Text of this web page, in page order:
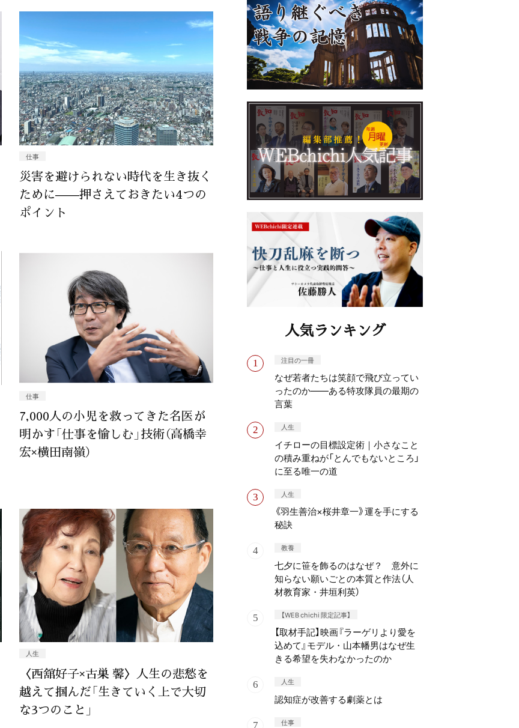
仕事
災害を避けられない時代を生き抜く
ために——押さえておきたい4つの
ポイント
仕事
7,000人の小児を救ってきた名医が
明かす「仕事を愉しむ」技術（高橋幸
宏×横田南嶺）
人生
〈西舘好子×古巣 馨〉人生の悲愁を
越えて掴んだ「生きていく上で大切
な3つのこと」
人気ランキング
注目の一冊
なぜ若者たちは笑顔で飛び立ってい
ったのか——ある特攻隊員の最期の
言葉
人生
イチローの目標設定術｜小さなこと
の積み重ねが「とんでもないところ」
に至る唯一の道
人生
《羽生善治×桜井章一》運を手にする
秘訣
教養
七夕に笹を飾るのはなぜ？ 意外に
知らない願いごとの本質と作法（人
材教育家・井垣利英）
【WEB chichi 限定記事】
【取材手記】映画『ラーゲリより愛を
込めて』モデル・山本幡男はなぜ生
きる希望を失わなかったのか
人生
認知症が改善する劇薬とは
仕事